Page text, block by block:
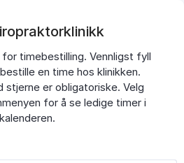
timebestilling. Vennligst fyll
en time hos klinikken.
stjerne er obligatoriske. Velg
for å se ledige timer i
kalenderen.